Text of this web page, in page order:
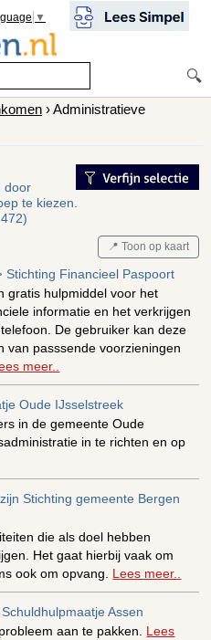
▼
🔍
› Administratieve
door
te kiezen.
📍 Toon op kaart
Stichting Financieel Paspoort
gratis hulpmiddel voor het
informatie en het verkrijgen
De gebruiker kan deze
van passsende voorzieningen
meer..
Oude IJsselstreek
in de gemeente Oude
in te richten en op
Stichting gemeente Bergen
die als doel hebben
Het gaat hierbij vaak om
ook om opvang. Lees meer..
Schuldhulpmaatje Assen
aan te pakken. Lees